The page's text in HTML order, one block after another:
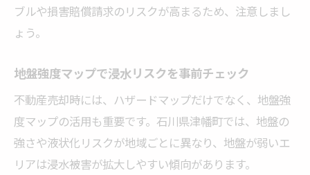
ブルや損害賠償請求のリスクが高まるため、注意しまし
ょう。
地盤強度マップで浸水リスクを事前チェック
不動産売却時には、ハザードマップだけでなく、地盤強
度マップの活用も重要です。石川県津幡町では、地盤の
強さや液状化リスクが地域ごとに異なり、地盤が弱いエ
リアは浸水被害が拡大しやすい傾向があります。